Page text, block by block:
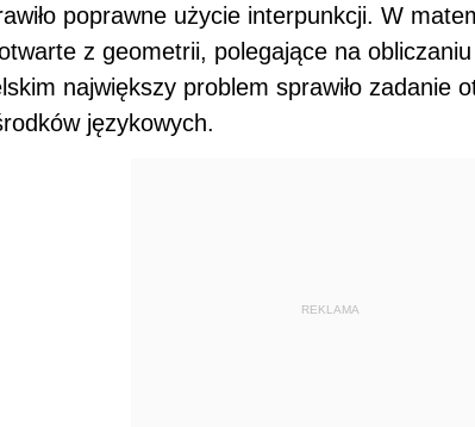
poprawne użycie interpunkcji. W
z geometrii, polegające na
największy problem sprawiło zadanie
językowych.
REKLAMA